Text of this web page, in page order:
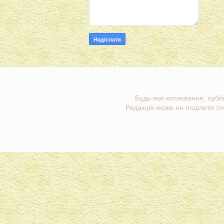
Будь-яке копіювання,
Редакція може не поділяти